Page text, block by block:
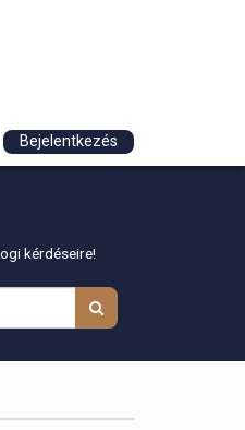
Bejelentkezés
kérdéseire!